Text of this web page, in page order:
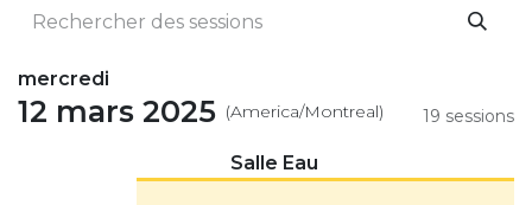
mercredi
12 mars 2025 (America/Montreal) 19 sessions
Salle Eau